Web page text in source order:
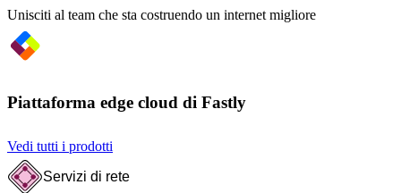
Unisciti al team che sta costruendo un internet migliore
Piattaforma edge cloud di Fastly
Vedi tutti i prodotti
Servizi di rete